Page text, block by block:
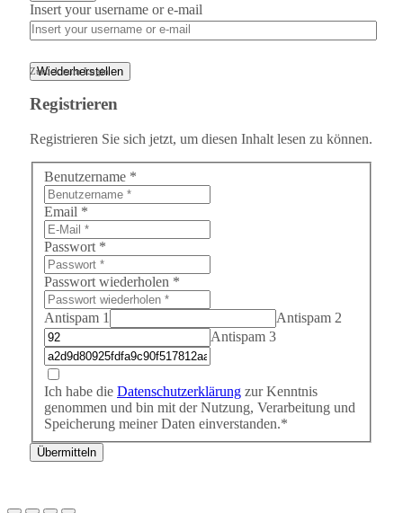
Insert your username or e-mail
Zurück zum Login
Wiederherstellen
Registrieren
Registrieren Sie sich jetzt, um diesen Inhalt lesen zu können.
Benutzername *
Email *
Passwort *
Passwort wiederholen *
Antispam 1
Antispam 2
Antispam 3
Ich habe die Datenschutzerklärung zur Kenntnis
genommen und bin mit der Nutzung, Verarbeitung und
Speicherung meiner Daten einverstanden.*
Übermitteln